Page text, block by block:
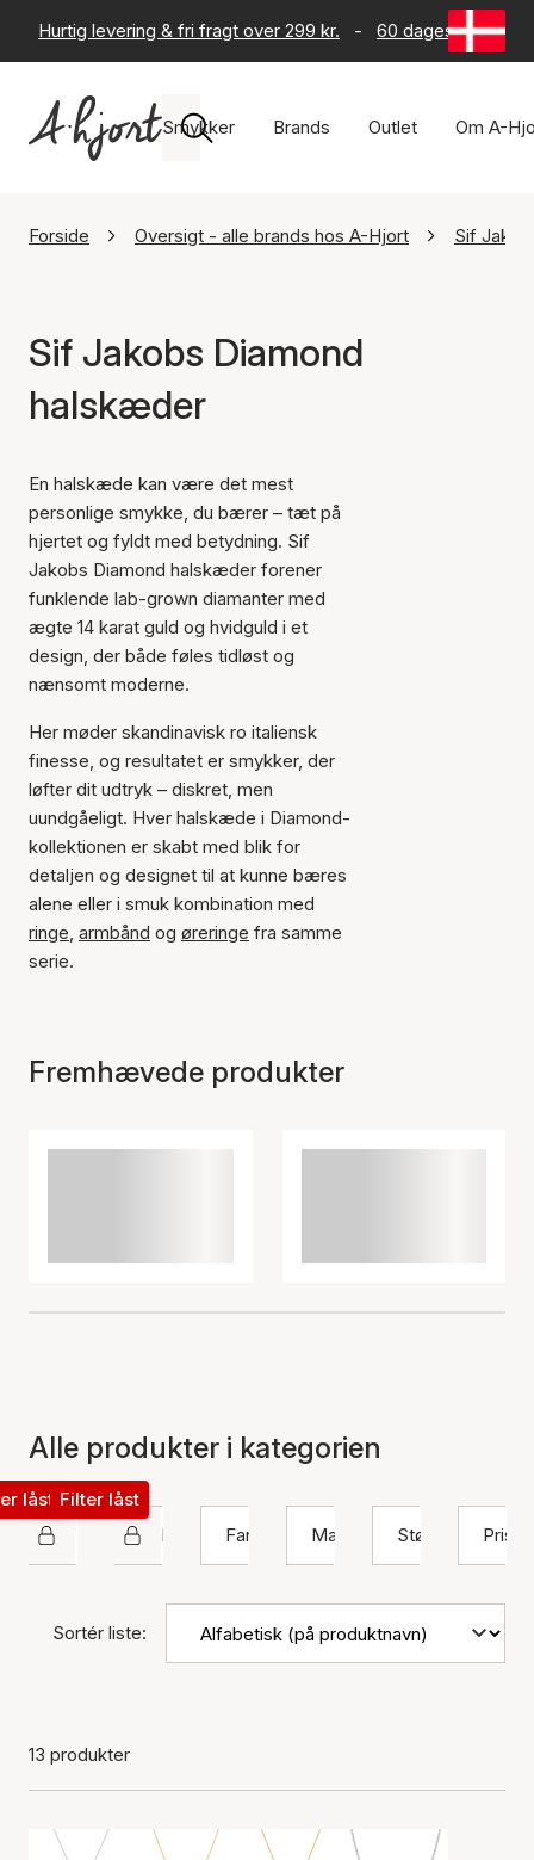
Hurtig levering & fri fragt over 299 kr. - 60 dages returret
Smykker Brands Outlet Om A-
Forside Oversigt - alle brands hos A-Hjort Sif
Sif Jakobs Diamond
halskæder
En halskæde kan være det mest
personlige smykke, du bærer – tæt på
hjertet og fyldt med betydning. Sif
Jakobs Diamond halskæder forener
funklende lab-grown diamanter med
ægte 14 karat guld og hvidguld i et
design, der både føles tidløst og
nænsomt moderne.
Her møder skandinavisk ro italiensk
finesse, og resultatet er smykker, der
løfter dit udtryk – diskret, men
uundgåeligt. Hver halskæde i Diamond-
kollektionen er skabt med blik for
detaljen og designet til at kunne bæres
alene eller i smuk kombination med
ringe, armbånd og øreringe fra samme
serie.
Fremhævede produkter
Alle produkter i kategorien
Sif Jakobs Diamond
låst
Halskæde
Filter låst
Farve
Materiale Størrelse Pris
Sortér liste:
13 produkter